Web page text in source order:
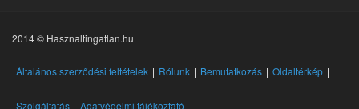
2014 © Hasznaltingatlan.hu
Általános szerződési feltételek Rólunk Bemutatkozás Oldaltérkép
Szolgáltatás Adatvédelmi tájékoztató